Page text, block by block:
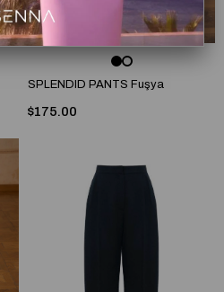
SPLENDID PANTS Fuşya
$175.00